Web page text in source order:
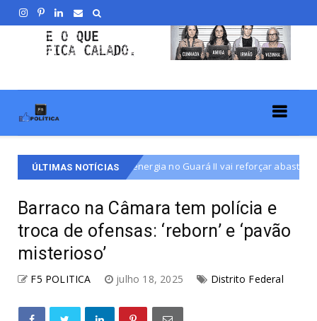
ÚLTIMAS NOTÍCIAS
energia no Guará II vai reforçar abastecimento para 180 mil
Barraco na Câmara tem polícia e
troca de ofensas: ‘reborn’ e ‘pavão
misterioso’
F5 POLITICA julho 18, 2025 Distrito Federal